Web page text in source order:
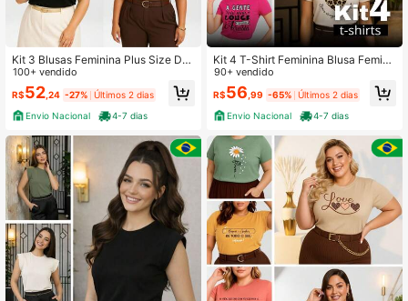
Kit 3 Blusas Feminina Plus Size De
cote V Malha 100% Algodão - H00
100+ vendido
R$52,24 -27% Últimos 2 dias
Envio Nacional
4-7 dias
Kit 4 T-Shirt Feminina Blusa Femini
na Baby Look Camiseta Roupa Fem
inina Malha Premium
90+ vendido
R$56,99 -65% Últimos 2 dias
Envio Nacional
4-7 dias